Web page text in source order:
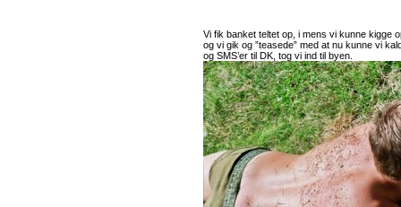
Vi fik banket teltet op, i mens vi kunne kigge
og vi gik og ”teasede” med at nu kunne vi
og SMS’er til DK, tog vi ind til byen.